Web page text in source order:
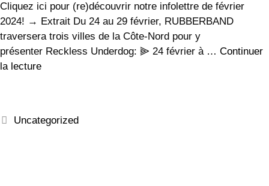
Cliquez ici pour (re)découvrir notre infolettre de février
2024! → Extrait Du 24 au 29 février, RUBBERBAND
traversera trois villes de la Côte-Nord pour y
présenter Reckless Underdog: ⫸ 24 février à … Continuer
la lecture
Uncategorized